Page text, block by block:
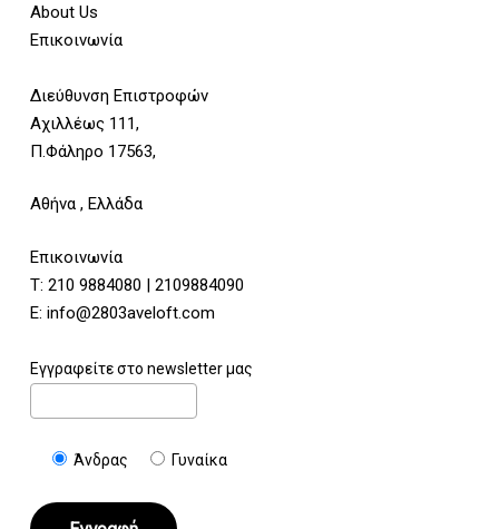
About Us
Επικοινωνία
Διεύθυνση Επιστροφών
Αχιλλέως 111,
Π.Φάληρο 17563,
Αθήνα , Ελλάδα
Επικοινωνία
Τ: 210 9884080 | 2109884090
E: info@2803aveloft.com
Εγγραφείτε στο newsletter μας
Άνδρας Γυναίκα